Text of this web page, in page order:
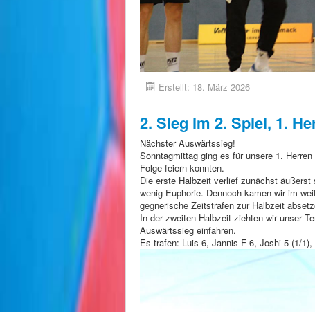
Erstellt: 18. März 2026
2. Sieg im 2. Spiel, 1.
Nächster Auswärtssieg!
Sonntagmittag ging es für unsere 1.
Folge feiern konnten.
Die erste Halbzeit verlief zunächst
wenig Euphorie. Dennoch kamen wir im
gegnerische Zeitstrafen zur Halbzeit
In der zweiten Halbzeit ziehten wir unser
Auswärtssieg einfahren.
Es trafen: Luis 6, Jannis F 6, Joshi 5 (1/